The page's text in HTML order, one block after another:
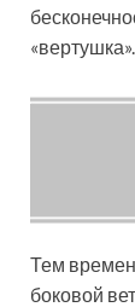
«вертушка».
Тем
боковой